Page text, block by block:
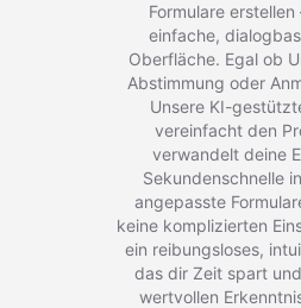
Formulare erstellen
einfache,
Oberfläche. Egal ob
Abstimmung oder
Unsere KI-
vereinfacht den
verwandelt deine
Sekundenschnelle
angepasste
keine komplizierten
ein reibungsloses,
das dir Zeit spart
wertvollen